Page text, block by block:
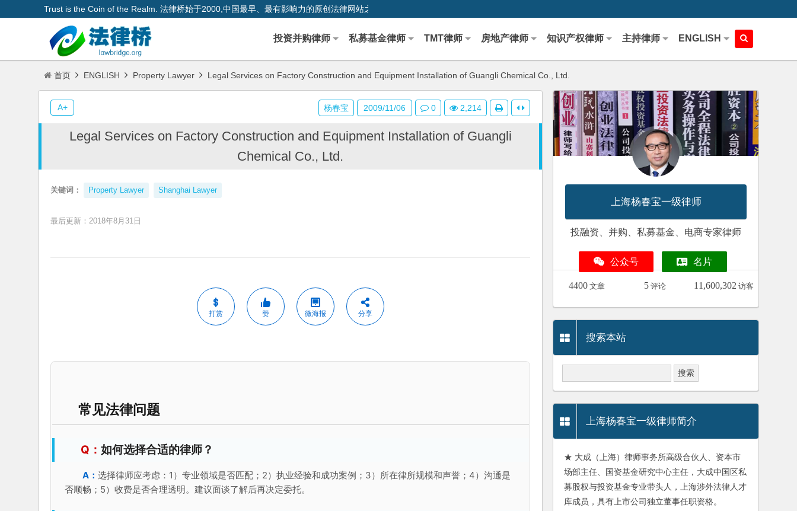
Trust is the Coin of the Realm. 法律桥始于2000,中国最早、最有影响力的原创法律网站之一
投资并购律师 私募基金律师 TMT律师 房地产律师 知识产权律师 主持律师 ENGLISH
首页 ENGLISH Property Lawyer Legal Services on Factory Construction and Equipment Installation of Guangli Chemical Co., Ltd.
Legal Services on Factory Construction and Equipment Installation of Guangli
Chemical Co., Ltd.
关键词： Property Lawyer Shanghai Lawyer
最后更新：2018年8月31日
打赏 赞 微海报 分享
常见法律问题
如何选择合适的律师？
选择律师应考虑：1）专业领域是否匹配；2）执业经验和成功案例；3）所在律所规模和声誉；4）沟通是
否顺畅；5）收费是否合理透明。建议面谈了解后再决定委托。
杨春宝 2009/11/06 0 2,214
A+
上海杨春宝一级律师
投融资、并购、私募基金、电商专家律师
公众号 名片
4400 文章 5 评论 11,600,302 访客
搜索本站
上海杨春宝一级律师简介
★ 大成（上海）律师事务所高级合伙人、资本市
场部主任、国资基金研究中心主任，大成中国区私
募股权与投资基金专业带头人，上海涉外法律人才
库成员，具有上市公司独立董事任职资格。